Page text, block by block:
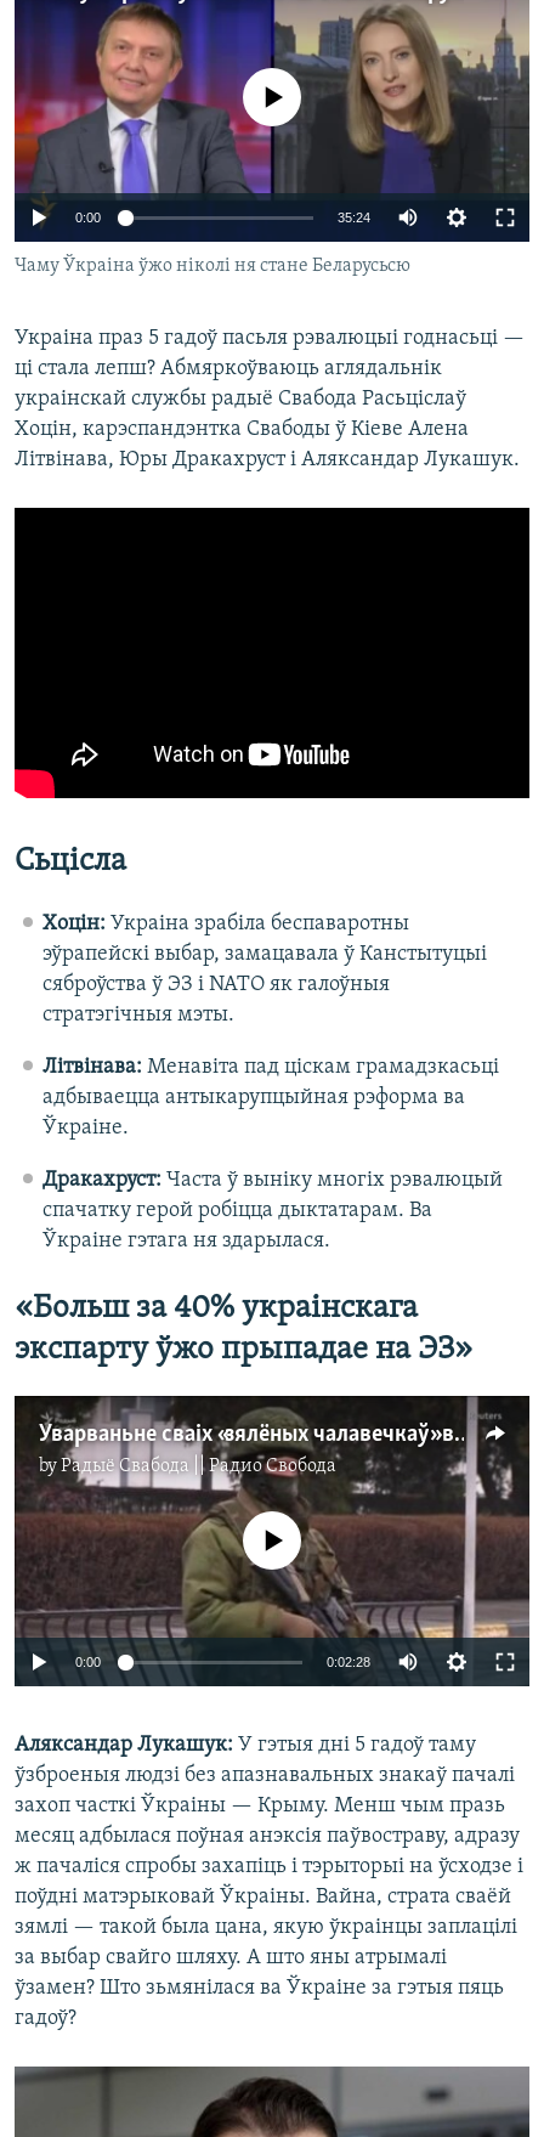
КУЛЬТУРА
КАЛЯНДАР
МОВА
НА ХВАЛЯХ СВАБОДЫ
No media source currently available
0:00 35:24
Чаму Ўкраіна ўжо ніколі ня стане Беларусьсю
Украіна праз 5 гадоў пасьля рэвалюцыі годнасьці —
ці стала лепш? Абмяркоўваюць аглядальнік
украінскай службы радыё Свабода Расьціслаў
Хоцін, карэспандэнтка Свабоды ў Кіеве Алена
Літвінава, Юры Дракахруст і Аляксандар Лукашук.
Сьцісла
Хоцін: Украіна зрабіла беспаваротны
эўрапейскі выбар, замацавала ў Канстытуцыі
сяброўства ў ЭЗ і NATO як галоўныя
стратэгічныя мэты.
Літвінава: Менавіта пад ціскам грамадзкасьці
адбываецца антыкарупцыйная рэформа ва
Ўкраіне.
Дракахруст: Часта ў выніку многіх рэвалюцый
спачатку герой робіцца дыктатарам. Ва
Ўкраіне гэтага ня здарылася.
«Больш за 40% украінскага
экспарту ўжо прыпадае на ЭЗ»
Уварваньне сваіх «зялёных чалавечкаў» ва Ўкраіну Расея прызнала пасьля году хлусьні
byРадыё Свабода || Радио Свобода
No media source currently available
0:00 0:02:28
Аляксандар Лукашук: У гэтыя дні 5 гадоў таму
ўзброеныя людзі без апазнавальных знакаў пачалі
захоп часткі Ўкраіны — Крыму. Менш чым празь
месяц адбылася поўная анэксія паўвостраву, адразу
ж пачаліся спробы захапіць і тэрыторыі на ўсходзе і
поўдні матэрыковай Ўкраіны. Вайна, страта сваёй
зямлі — такой была цана, якую ўкраінцы заплацілі
за выбар свайго шляху. А што яны атрымалі
ўзамен? Што зьмянілася ва Ўкраіне за гэтыя пяць
гадоў?